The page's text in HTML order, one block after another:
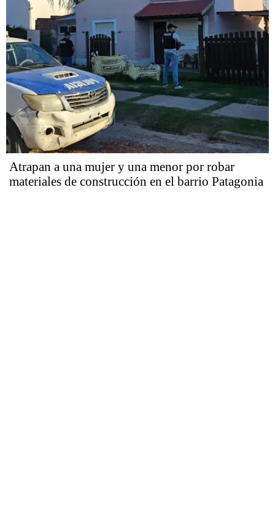
Atrapan a una mujer y una menor por robar
materiales de construcción en el barrio Patagonia